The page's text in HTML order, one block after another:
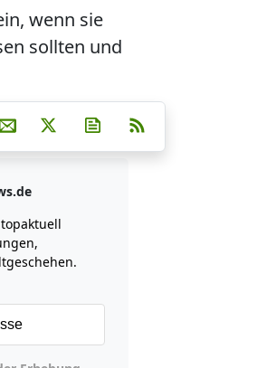
wenn sie
sollten und
Teilen auf Facebook
Teilen auf Whatsapp
Teilen auf Telegram
auf Pinterest
Per E-Mail teilen
Post auf XNewsletter